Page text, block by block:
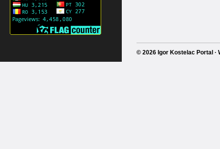
© 2026 Igor Kostelac Portal